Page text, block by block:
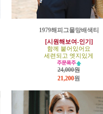
1979해피그물망배색티
[시원해보여-인기]
함께 붙어있어요
세련되고 엣지있게
24,000원
21,200원